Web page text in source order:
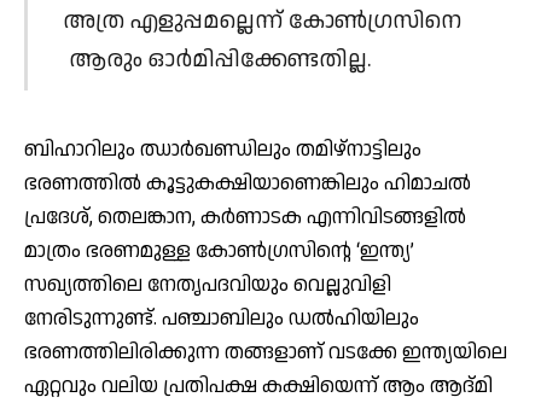
അത്ര എളുപ്പമല്ലെന്ന് കോണ്‍ഗ്രസിനെ
ആരും ഓര്‍മിപ്പിക്കേണ്ടതില്ല.
ബിഹാറിലും ഝാര്‍ഖണ്ഡിലും തമിഴ്‌നാട്ടിലും
ഭരണത്തില്‍ കൂട്ടുകക്ഷിയാണെങ്കിലും ഹിമാചല്‍
പ്രദേശ്, തെലങ്കാന, കര്‍ണാടക എന്നിവിടങ്ങളില്‍
മാത്രം ഭരണമുള്ള കോണ്‍ഗ്രസിന്റെ ‘ഇന്ത്യ’
സഖ്യത്തിലെ നേതൃപദവിയും വെല്ലുവിളി
നേരിടുന്നുണ്ട്. പഞ്ചാബിലും ഡല്‍ഹിയിലും
ഭരണത്തിലിരിക്കുന്ന തങ്ങളാണ് വടക്കേ ഇന്ത്യയിലെ
ഏറ്റവും വലിയ പ്രതിപക്ഷ കക്ഷിയെന്ന് ആം ആദ്മി